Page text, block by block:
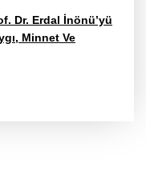
Dr. Erdal İnönü’yü
Minnet Ve